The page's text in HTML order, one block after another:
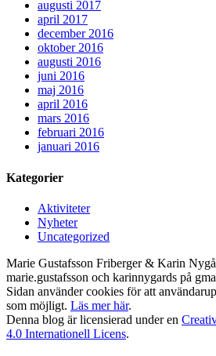
augusti 2017
april 2017
december 2016
oktober 2016
augusti 2016
juni 2016
maj 2016
april 2016
mars 2016
februari 2016
januari 2016
Kategorier
Aktiviteter
Nyheter
Uncategorized
Marie Gustafsson Friberger & Karin
marie.gustafsson och karinnygards på
Sidan använder cookies för att
som möjligt. Läs mer här.
Denna blog är licensierad under en
4.0 Internationell Licens.